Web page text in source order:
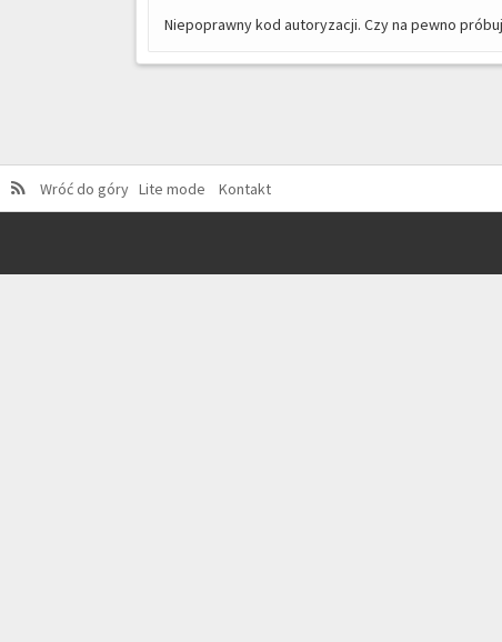
Niepoprawny kod autoryzacji. Czy na pewno
Wróć do góry Lite mode
Kontakt